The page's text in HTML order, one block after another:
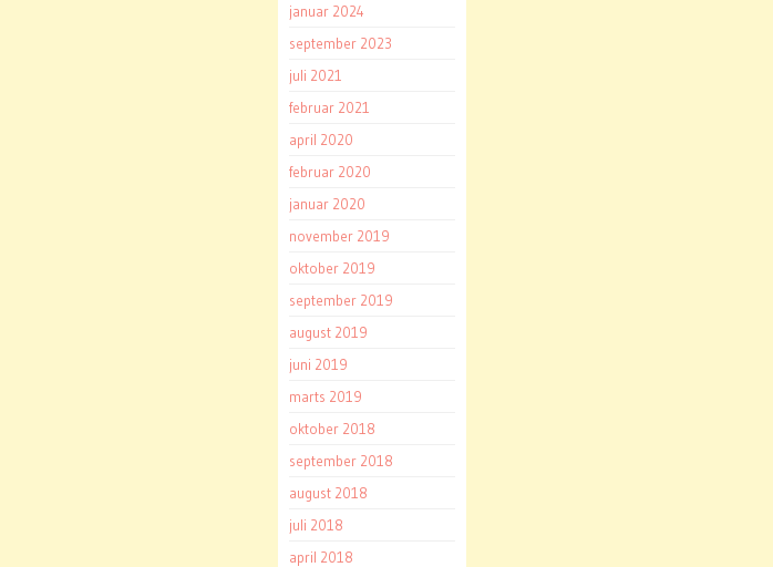
januar 2024
september 2023
juli 2021
februar 2021
april 2020
februar 2020
januar 2020
november 2019
oktober 2019
september 2019
august 2019
juni 2019
marts 2019
oktober 2018
september 2018
august 2018
juli 2018
april 2018